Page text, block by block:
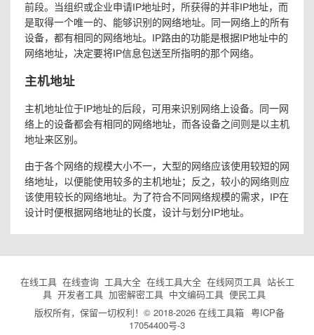
前段。当组织或企业申请IP地址时，所获得的并非IP地址，而
是取得一个唯一的、能够识别的网络地址。同一网络上的所有
设备，都有相同的网络地址。IP路由的功能是根据IP地址中的
网络地址，决定要将IP信息包送至所指明的那个网络。
主机地址
主机地址位于IP地址的后段，可用来识别网络上设备。同一网
络上的设备都会有相同的网络地址，而各设备之间则是以主机
地址来区别。
由于各个网络的规模大小不一，大型的网络应该使用较短的网
络地址，以便能使用较多的主机地址；反之，较小的网络则应
该使用较长的网络地址。为了符合不同网络规模的需求，IP在
设计时便根据网络地址的长度，设计与划分IP地址。
在线工具 在线查询 工具大全 在线工具大全 在线网页工具 站长工
具 开发者工具 加密解密工具 中文编码工具 便民工具
版权所有，保留一切权利！© 2018-2026 在线工具箱 粤ICP备
17054400号-3